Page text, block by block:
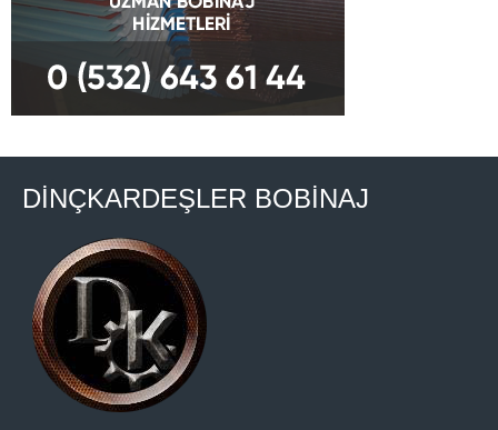
DİNÇKARDEŞLER BOBİNAJ